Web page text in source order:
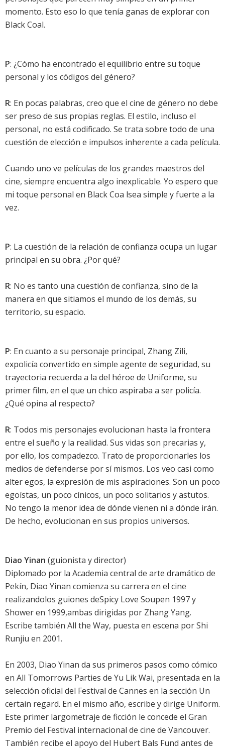
momento. Esto eso lo que tenía ganas de explorar con
Black Coal.
P: ¿Cómo ha encontrado el equilibrio entre su toque
personal y los códigos del género?
R: En pocas palabras, creo que el cine de género no debe
ser preso de sus propias reglas. El estilo, incluso el
personal, no está codificado. Se trata sobre todo de una
cuestión de elección e impulsos inherente a cada película.
Cuando uno ve películas de los grandes maestros del
cine, siempre encuentra algo inexplicable. Yo espero que
mi toque personal en Black Coa lsea simple y fuerte a la
vez.
P: La cuestión de la relación de confianza ocupa un lugar
principal en su obra. ¿Por qué?
R: No es tanto una cuestión de confianza, sino de la
manera en que sitiamos el mundo de los demás, su
territorio, su espacio.
P: En cuanto a su personaje principal, Zhang Zili,
expolicía convertido en simple agente de seguridad, su
trayectoria recuerda a la del héroe de Uniforme, su
primer film, en el que un chico aspiraba a ser policía.
¿Qué opina al respecto?
R: Todos mis personajes evolucionan hasta la frontera
entre el sueño y la realidad. Sus vidas son precarias y,
por ello, los compadezco. Trato de proporcionarles los
medios de defenderse por sí mismos. Los veo casi como
alter egos, la expresión de mis aspiraciones. Son un poco
egoístas, un poco cínicos, un poco solitarios y astutos.
No tengo la menor idea de dónde vienen ni a dónde irán.
De hecho, evolucionan en sus propios universos.
Diao Yinan (guionista y director)
Diplomado por la Academia central de arte dramático de
Pekín, Diao Yinan comienza su carrera en el cine
realizandolos guiones deSpicy Love Soupen 1997 y
Shower en 1999,ambas dirigidas por Zhang Yang.
Escribe también All the Way, puesta en escena por Shi
Runjiu en 2001.
En 2003, Diao Yinan da sus primeros pasos como cómico
en All Tomorrows Parties de Yu Lik Wai, presentada en la
selección oficial del Festival de Cannes en la sección Un
certain regard. En el mismo año, escribe y dirige Uniform.
Este primer largometraje de ficción le concede el Gran
Premio del Festival internacional de cine de Vancouver.
También recibe el apoyo del Hubert Bals Fund antes de